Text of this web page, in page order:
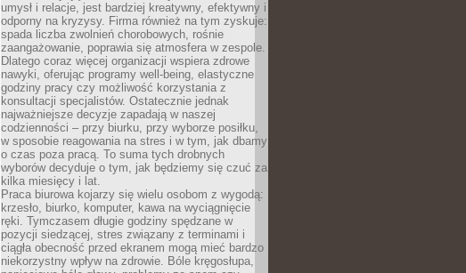
umysł i relacje, jest bardziej kreatywny, efektywny i
odporny na kryzysy. Firma również na tym zyskuje:
spada liczba zwolnień chorobowych, rośnie
zaangażowanie, poprawia się atmosfera w zespole.
Dlatego coraz więcej organizacji wspiera zdrowe
nawyki, oferując programy well-being, elastyczne
godziny pracy czy możliwość korzystania z
konsultacji specjalistów. Ostatecznie jednak
najważniejsze decyzje zapadają w naszej
codzienności – przy biurku, przy wyborze posiłku,
w sposobie reagowania na stres i w tym, jak dbamy
o czas poza pracą. To suma tych drobnych
wyborów decyduje o tym, jak będziemy się czuć za
kilka miesięcy i lat.
Praca biurowa kojarzy się wielu osobom z wygodą:
krzesło, biurko, komputer, kawa na wyciągnięcie
ręki. Tymczasem długie godziny spędzane w
pozycji siedzącej, stres związany z terminami i
ciągła obecność przed ekranem mogą mieć bardzo
niekorzystny wpływ na zdrowie. Bóle kręgosłupa,